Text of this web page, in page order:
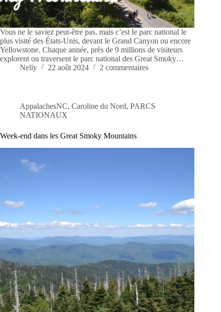
Vous ne le saviez peut-être pas, mais c’est le parc national le
plus visité des États-Unis, devant le Grand Canyon ou encore
Yellowstone. Chaque année, près de 9 millions de visiteurs
explorent ou traversent le parc national des Great Smoky…
Nelly
22 août 2024 2 commentaires
AppalachesNC, Caroline du Nord, PARCS
NATIONAUX
Week-end dans les Great Smoky Mountains